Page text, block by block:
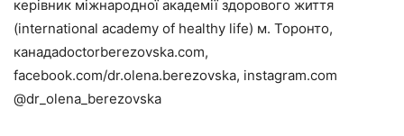
керівник міжнародної академії здорового життя
(international academy of healthy life) м. Торонто,
канадаdoctorberezovska.com,
facebook.com/dr.olena.berezovska, instagram.com
@dr_olena_berezovska